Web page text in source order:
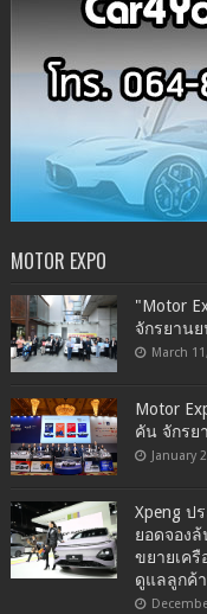
MOTOR EXPO
"Motor
จักรยาน
March
Motor
คัน จักรย
January
Xpeng ป
ยอดจอง
ขยายเค
ดูแลลูกค้